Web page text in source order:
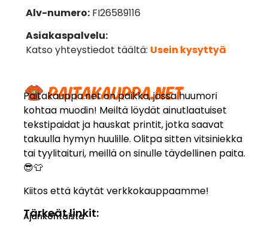
Paitakauppa.net on paikka, jossa huumori
kohtaa muodin! Meiltä löydät ainutlaatuiset
tekstipaidat ja hauskat printit, jotka saavat
takuulla hymyn huulille. Olitpa sitten vitsiniekka
tai tyylitaituri, meillä on sinulle täydellinen paita.
😎👕
Kiitos että käytät verkkokauppaamme!
Tärkeät linkit:
Ajankohtaista
Alv-numero:FI26589116
Asiakaspalvelu:
Katso yhteystiedot täältä: Usein kysyttyä